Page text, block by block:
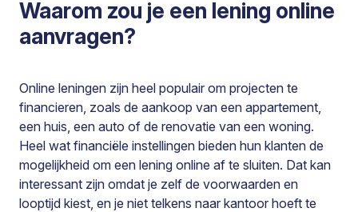
Waarom zou je een lening online
aanvragen?
Online leningen zijn heel populair om projecten te
financieren, zoals de aankoop van een appartement,
een huis, een auto of de renovatie van een woning.
Heel wat financiële instellingen bieden hun klanten de
mogelijkheid om een lening online af te sluiten. Dat kan
interessant zijn omdat je zelf de voorwaarden en
looptijd kiest, en je niet telkens naar kantoor hoeft te